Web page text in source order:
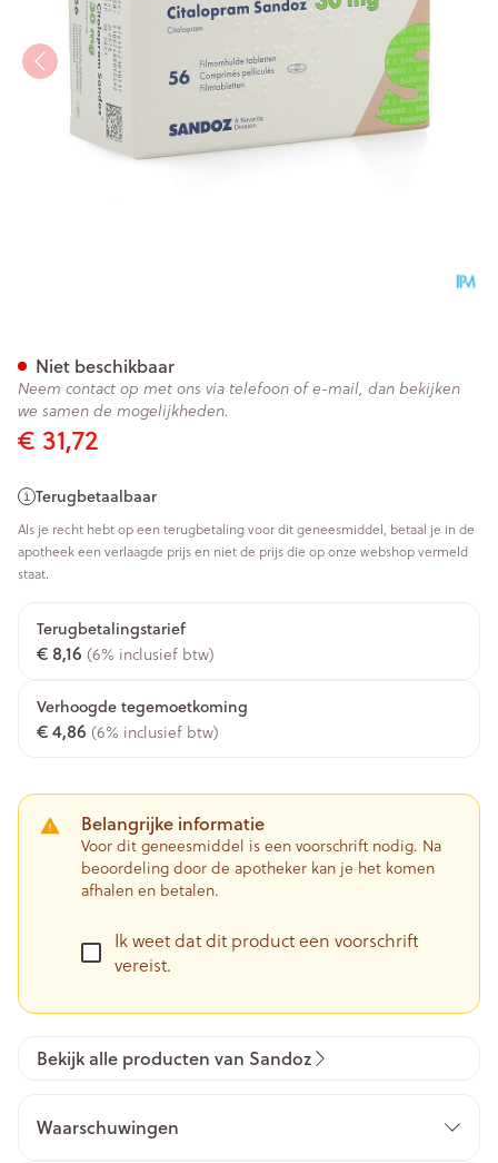
€ 31,72
Terugbetaalbaar
Als je recht hebt op een terugbetaling voor dit geneesmiddel, betaal je in de
apotheek een verlaagde prijs en niet de prijs die op onze webshop vermeld
staat.
Terugbetalingstarief
€ 8,16 (6% inclusief btw)
Verhoogde tegemoetkoming
€ 4,86 (6% inclusief btw)
Belangrijke informatie
Voor dit geneesmiddel is een voorschrift nodig. Na
beoordeling door de apotheker kan je het komen
afhalen en betalen.
Ik weet dat dit product een voorschrift
vereist.
Niet beschikbaar
Neem contact op met ons via telefoon of e-mail, dan bekijken
we samen de mogelijkheden.
Bekijk alle producten van Sandoz
Waarschuwingen